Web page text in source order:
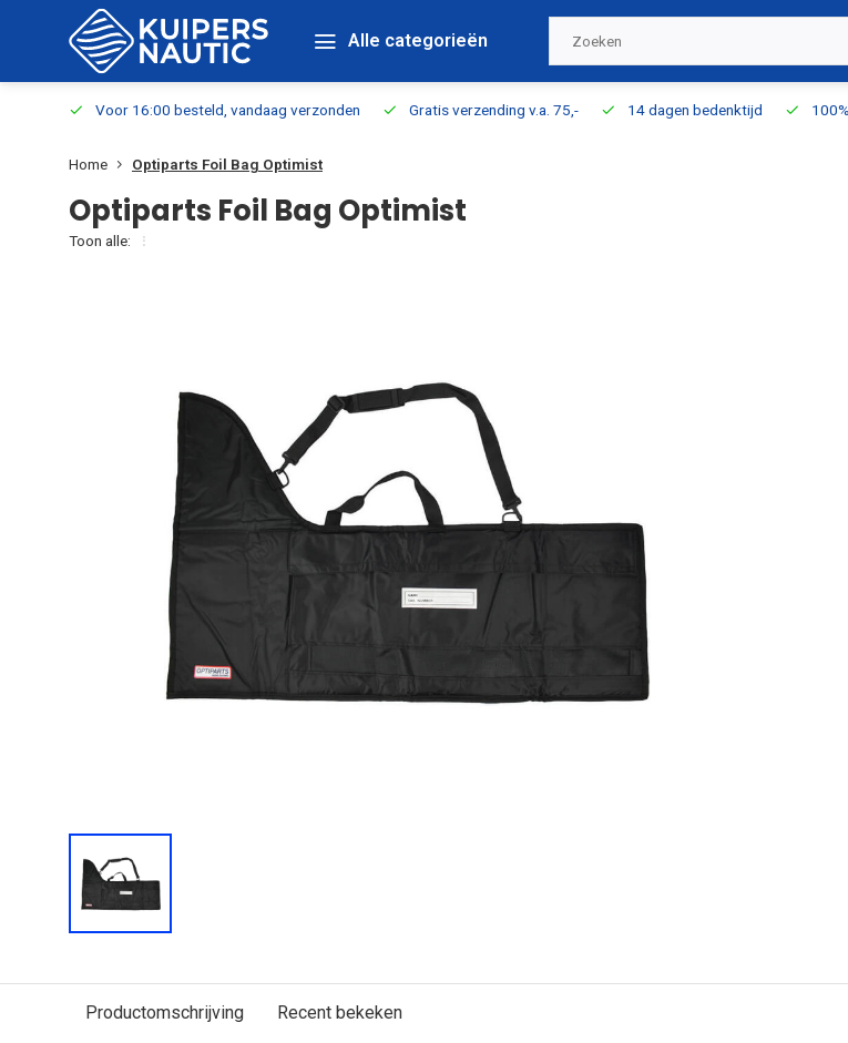
Alle categorieën
Voor 16:00 besteld, vandaag verzonden Gratis verzending v.a. 75,- 14 dagen bedenktijd
Home Optiparts Foil Bag Optimist
Optiparts Foil Bag Optimist
Toon alle:
Productomschrijving Recent bekeken